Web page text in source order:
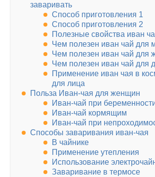
заваривать
Способ приготовления 1
Способ приготовления 2
Полезные свойства иван
Чем полезен иван чай для
Чем полезен иван чай для
Чем полезен иван чай для
Применение иван чая в
для лица
Польза Иван-чая для женщин
Иван-чай при
Иван-чай кормящим
Иван-чай при
Способы заваривания иван-чая
В чайнике
Применение утепления
Использование
Заваривание в термосе